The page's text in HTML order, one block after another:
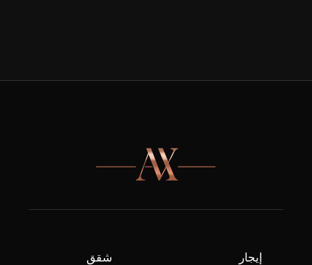
شقق
إيجار